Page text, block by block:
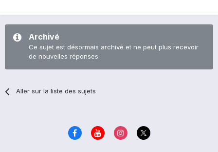
Archivé
Ce sujet est désormais archivé et ne peut plus recevoir
de nouvelles réponses.
Aller sur la liste des sujets